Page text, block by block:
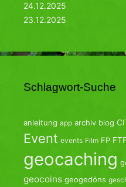
24.12.2025
23.12.2025
Schlagwort-Suche
anleitung app archiv blog
Event events Film FP
geocaching
geocoins geogedöns